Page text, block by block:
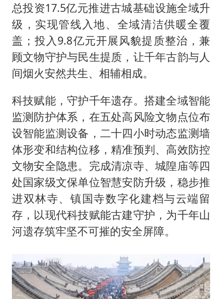
总投资17.5亿元推进古城基础设施全域升
级，实现管线入地、全域清洁供暖全覆
盖；投入9.8亿元开展风貌提质整治，兼
顾文物守护与民生提质，让千年古韵与人
间烟火安然共生、相辅相成。
科技赋能，守护千年遗存。搭建全域智能
监测防护体系，在五处高风险文物点位布
设智能监测设备，二十四小时动态监测墙
体形变和结构位移，精准预判、高效防控
文物安全隐患。完成清凉寺、城隍庙等四
处国家级文保单位智慧安防升级，稳步推
进双林寺、镇国寺数字化建档与云端留
存，以现代科技赋能古建守护，为千年山
河遗存筑牢坚不可摧的安全屏障。